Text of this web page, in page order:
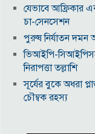
যেভাবে আফ্রিকার
চা-সেনসেশন
পুরুষ নির্যাতন দমন
ভিআইপি-
নিরাপত্তা তল্লাশি
সূর্যের বুকে অধরা
চৌম্বক রহস্য
প্রতারণা মামলায়